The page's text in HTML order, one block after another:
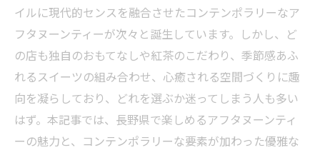
イルに現代的センスを融合させたコンテンポラリーなア
フタヌーンティーが次々と誕生しています。しかし、ど
の店も独自のおもてなしや紅茶のこだわり、季節感あふ
れるスイーツの組み合わせ、心癒される空間づくりに趣
向を凝らしており、どれを選ぶか迷ってしまう人も多い
はず。本記事では、長野県で楽しめるアフタヌーンティ
ーの魅力と、コンテンポラリーな要素が加わった優雅な